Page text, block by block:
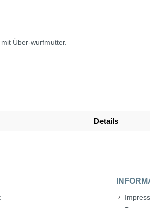
Über-wurfmutter.
Details